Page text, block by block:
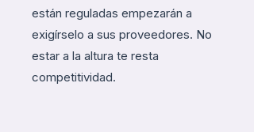
están reguladas empezarán a
exigírselo a sus proveedores. No
estar a la altura te resta
competitividad.